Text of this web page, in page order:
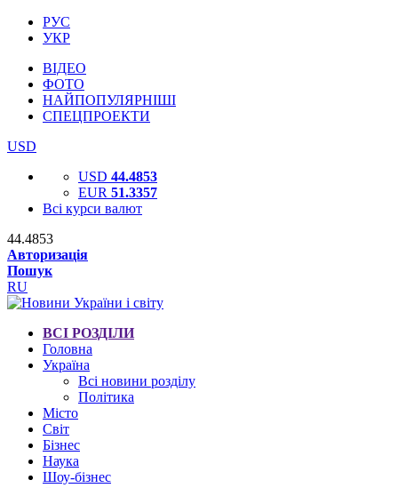
РУС
УКР
ВІДЕО
ФОТО
НАЙПОПУЛЯРНІШІ
СПЕЦПРОЕКТИ
USD
USD 44.4853
EUR 51.3357
Всі курси валют
44.4853
Авторизація
Пошук
RU
ВСІ РОЗДІЛИ
Головна
Україна
Всі новини розділу
Політика
Місто
Світ
Бізнес
Наука
Шоу-бізнес